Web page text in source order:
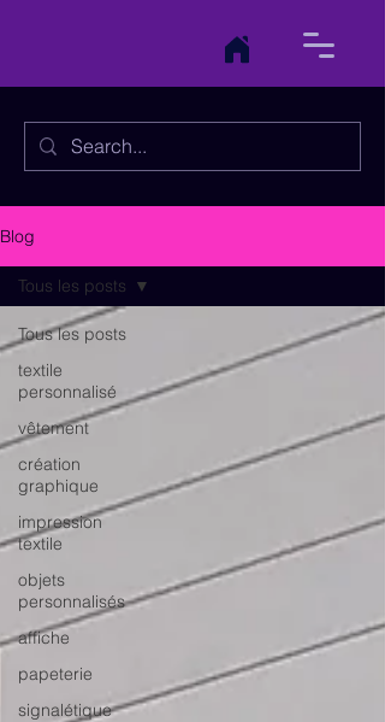
Blog
Tous les posts
textile
personnalisé
vêtement
création
graphique
impression
textile
objets
personnalisés
affiche
papeterie
signalétique
Tous les posts